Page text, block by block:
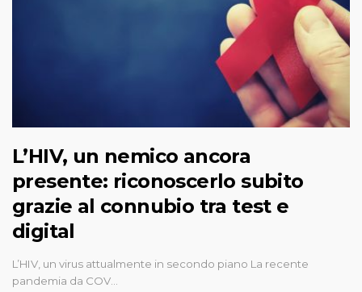
L’HIV, un nemico ancora
presente: riconoscerlo subito
grazie al connubio tra test e
digital
L’HIV, un virus attualmente in secondo piano La recente
pandemia da COV…